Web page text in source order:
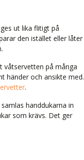
ut lika flitigt på
den istället eller låter
våtservetten på många
händer och ansikte med.
.
handdukarna in
som krävs. Det ger